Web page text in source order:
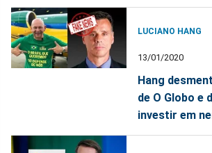
LUCIANO HANG
13/01/2020
Hang
de O Globo e
investir em